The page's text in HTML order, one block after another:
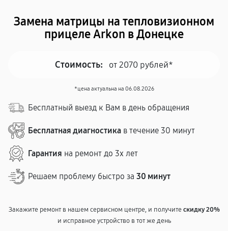
Замена матрицы на тепловизионном
прицеле Arkon в Донецке
Стоимость: от 2070 рублей*
*цена актуальна на 06.08.2026
Бесплатный выезд к Вам в день обращения
Бесплатная диагностика в течение 30 минут
Гарантия на ремонт до 3х лет
Решаем проблему быстро за 30 минут
Закажите ремонт в нашем сервисном центре, и получитескидку 20%
и исправное устройство в тот же день